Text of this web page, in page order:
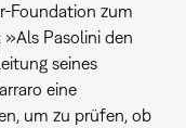
Foundation zum
Pasolini den
seines
eine
um zu prüfen, ob